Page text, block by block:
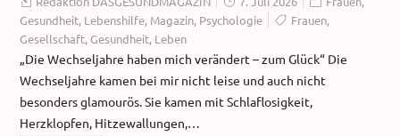
Gesundheit, Lebenshilfe, Magazin, Psychologie Frauen,
Gesellschaft,Gesundheit, Leben
„Die Wechseljahre haben mich verändert – zum Glück“ Die
Wechseljahre kamen bei mir nicht leise und auch nicht
besonders glamourös. Sie kamen mit Schlaflosigkeit,
Herzklopfen, Hitzewallungen,…